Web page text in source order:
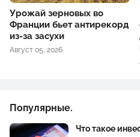
Урожай зерновых во
Франции бьет антирекорд
из-за засухи
Август 05, 2026
Популярные.
Что такое